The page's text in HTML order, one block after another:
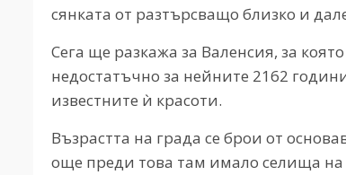
сянката от разтърсващо близко и
Сега ще разкажа за Валенсия, за
недостатъчно за нейните 2162
известните ѝ красоти.
Възрастта на града се брои от
още преди това там имало селища